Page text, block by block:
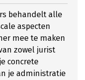
behandelt alle
aspecten
mee te maken
zowel jurist
concrete
je administratie